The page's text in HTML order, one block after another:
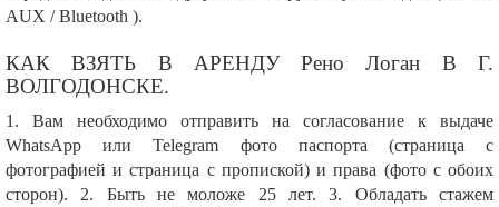
AUX / Bluetooth ).
КАК ВЗЯТЬ В АРЕНДУ Рено Логан В Г.
ВОЛГОДОНСКЕ.
1. Вам необходимо отправить на согласование к выдаче
WhatsApp или Telegram фото паспорта (страница с
фотографией и страница с пропиской) и права (фото с обоих
сторон). 2. Быть не моложе 25 лет. 3. Обладать стажем